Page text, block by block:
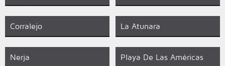
Corralejo La Atunara
Nerja Playa De Las Américas